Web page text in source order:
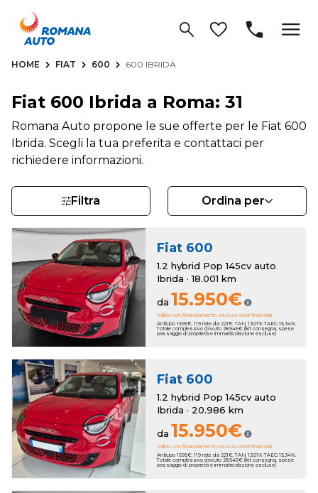
HOME FIAT 600 600 IBRIDA
Fiat 600 Ibrida a Roma: 31
Romana Auto propone le sue offerte per le Fiat 600
Ibrida. Scegli la tua preferita e contattaci per
richiedere informazioni.
Filtra Ordina per
Fiat 600
1.2 hybrid Pop 145cv auto
Ibrida · 18.001 km
da 15.950€
Valido con finanziamento, escluso oneri finanziari
Anticipo 1595€. 119 rate da 221€. TAN 13.01% TAEG 15.34%.
Totale complessivo dovuto 28.946€ (kit consegna, spese
passaggio di proprietà e immatricolazione escluse)
Fiat 600
1.2 hybrid Pop 145cv auto
Ibrida · 20.986 km
da 15.950€
Valido con finanziamento, escluso oneri finanziari
Anticipo 1595€. 119 rate da 221€. TAN 13.01% TAEG 15.34%.
Totale complessivo dovuto 28.946€ (kit consegna, spese
passaggio di proprietà e immatricolazione escluse)